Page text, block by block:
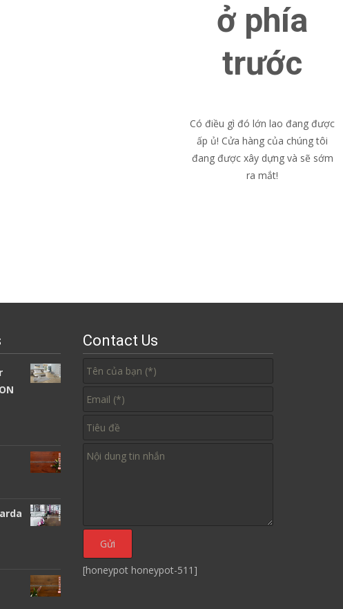
ở phía
trước
Có điều gì đó lớn lao đang được
ấp ủ! Cửa hàng của chúng tôi
đang được xây dựng và sẽ sớm
ra mắt!
Contact Us
[honeypot honeypot-511]